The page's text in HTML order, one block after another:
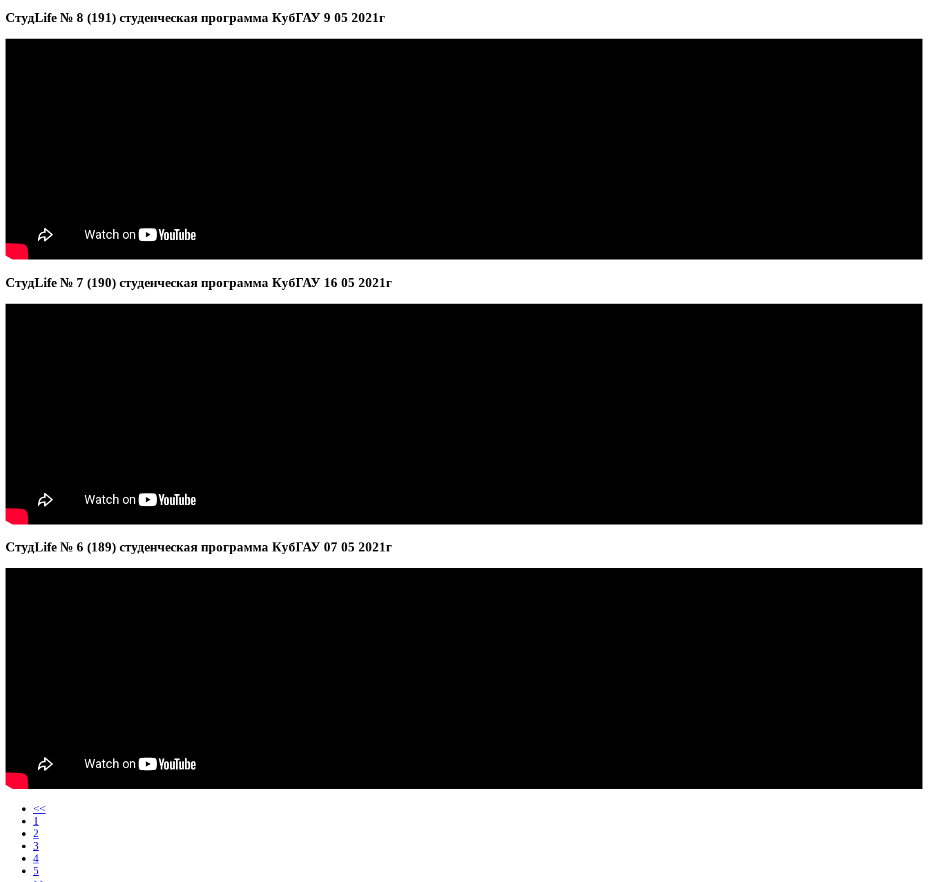
СтудLife № 8 (191) студенческая программа КубГАУ 9 05 2021г
СтудLife № 7 (190) студенческая программа КубГАУ 16 05 2021г
СтудLife № 6 (189) студенческая программа КубГАУ 07 05 2021г
<<
1
2
3
4
5